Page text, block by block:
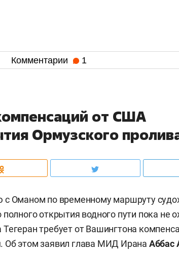
Комментарии 1
от США
Ормузского
с Оманом по временному маршруту
открытия водного пути пока не
требует от Вашингтона
Об этом заявил глава МИД Ирана Аббас